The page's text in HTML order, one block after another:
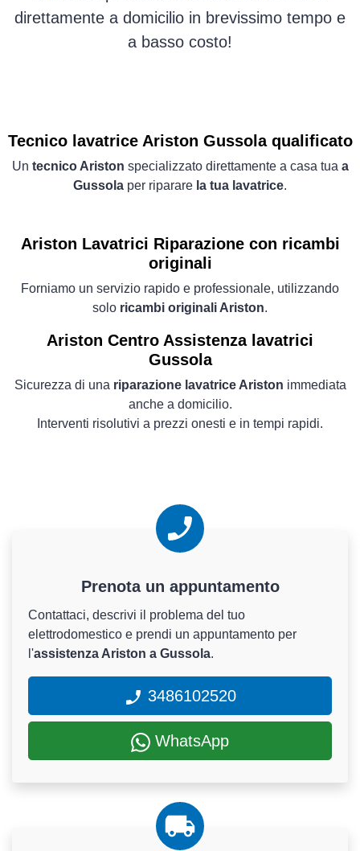
direttamente a domicilio in brevissimo tempo e
a basso costo!
Tecnico lavatrice Ariston Gussola qualificato
Un tecnico Ariston specializzato direttamente a casa tua a
Gussola per riparare la tua lavatrice.
Ariston Lavatrici Riparazione con ricambi
originali
Forniamo un servizio rapido e professionale, utilizzando
solo ricambi originali Ariston.
Ariston Centro Assistenza lavatrici
Gussola
Sicurezza di una riparazione lavatrice Ariston immediata
anche a domicilio.
Interventi risolutivi a prezzi onesti e in tempi rapidi.
Prenota un appuntamento
Contattaci, descrivi il problema del tuo
elettrodomestico e prendi un appuntamento per
l'assistenza Ariston a Gussola.
3486102520
WhatsApp